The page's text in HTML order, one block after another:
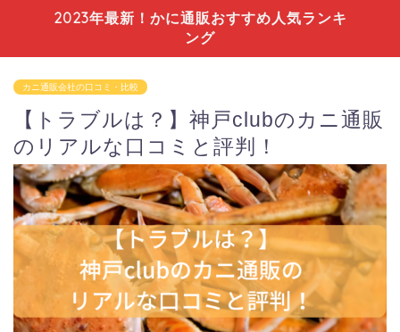
2023年最新！かに通販おすすめ人気ランキ
ング
カニ通販会社の口コミ・比較
【トラブルは？】神戸clubのカニ通販
のリアルな口コミと評判！